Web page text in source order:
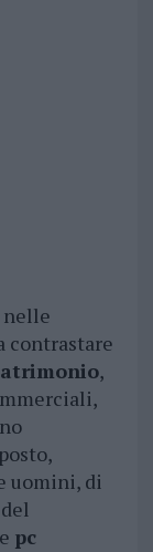
nelle
contrastare
,
uomini, di
pc